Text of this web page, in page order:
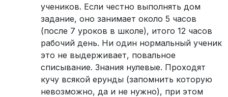
учеников. Если честно выполнять дом
задание, оно занимает около 5 часов
(после 7 уроков в школе), итого 12 часов
рабочий день. Ни один нормальный ученик
это не выдерживает, повальное
списывание. Знания нулевые. Проходят
кучу всякой ерунды (запомнить которую
невозможно, да и не нужно), при этом